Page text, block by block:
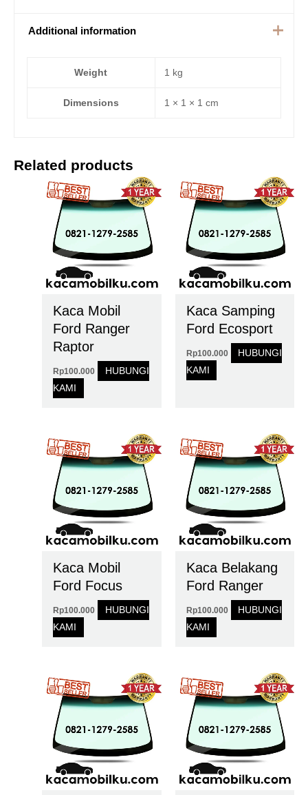
Additional information
Weight 1 kg
Dimensions 1 × 1 × 1 cm
Related products
Kaca Mobil
Ford Ranger
Raptor
Rp100.000
HUBUNGI
KAMI
Kaca Samping
Ford Ecosport
Rp100.000
HUBUNGI
KAMI
Kaca Mobil
Ford Focus
Rp100.000
HUBUNGI
KAMI
Kaca Belakang
Ford Ranger
Rp100.000
HUBUNGI
KAMI